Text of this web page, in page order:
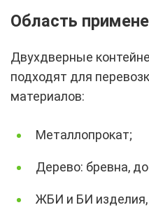
Область
Двухдверные
подходят для
материалов:
Металлопрокат;
Дерево: бревна,
ЖБИ и БИ